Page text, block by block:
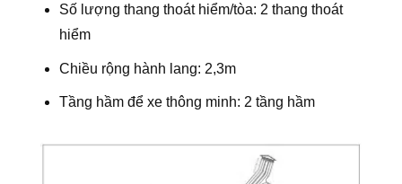
Số lượng thang thoát hiểm/tòa: 2 thang thoát
hiểm
Chiều rộng hành lang: 2,3m
Tầng hầm để xe thông minh: 2 tầng hầm